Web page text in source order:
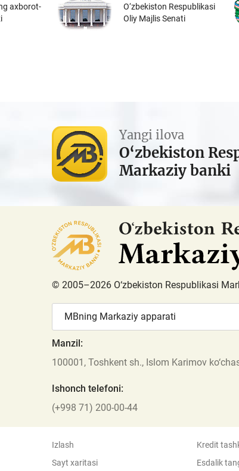
axborot-
O‘zbekiston Respublikasi
Oliy Majlis Senati
Yangi ilova
O‘zbekiston
Markaziy banki
© 2005–2026 O‘zbekiston Respublikasi
MBning Markaziy apparati
Manzil:
100001, Toshkent sh., Islom Karimov
Ishonch telefoni:
(+998 71) 200-00-44
Izlash
Sayt xaritasi
Kredit
Esdalik